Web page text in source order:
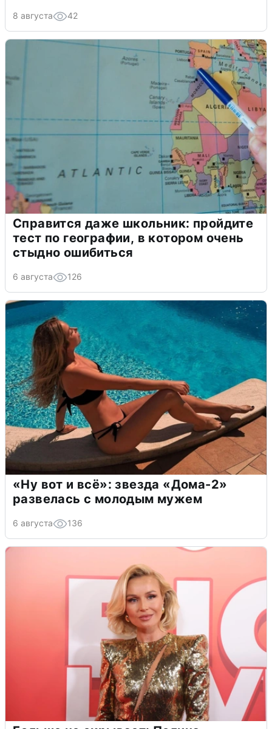
8 августа 42
Справится даже школьник: пройдите
тест по географии, в котором очень
стыдно ошибиться
6 августа 126
«Ну вот и всё»: звезда «Дома-2»
развелась с молодым мужем
6 августа 136